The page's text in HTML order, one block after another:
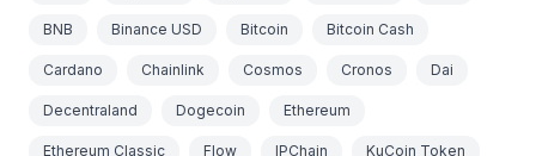
BNB Binance USD Bitcoin Bitcoin Cash
Cardano Chainlink Cosmos Cronos Dai
Decentraland Dogecoin Ethereum
Ethereum Classic Flow IPChain KuCoin Token